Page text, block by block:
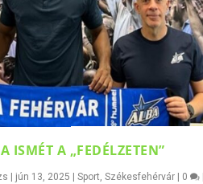
ISMÉT A „FEDÉLZETEN”
jún 13, 2025 Sport, Székesfehérvár| 0 |